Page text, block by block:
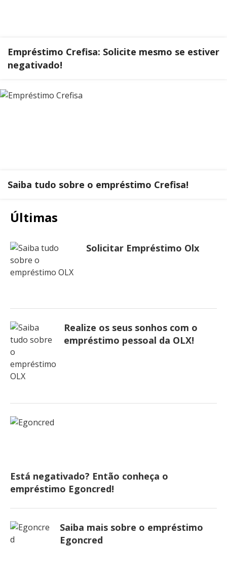
Empréstimo Crefisa: Solicite mesmo se estiver
negativado!
Saiba tudo sobre o empréstimo Crefisa!
Últimas
Solicitar Empréstimo Olx
Realize os seus sonhos com o
empréstimo pessoal da OLX!
Está negativado? Então conheça o
empréstimo Egoncred!
Saiba mais sobre o empréstimo
Egoncred